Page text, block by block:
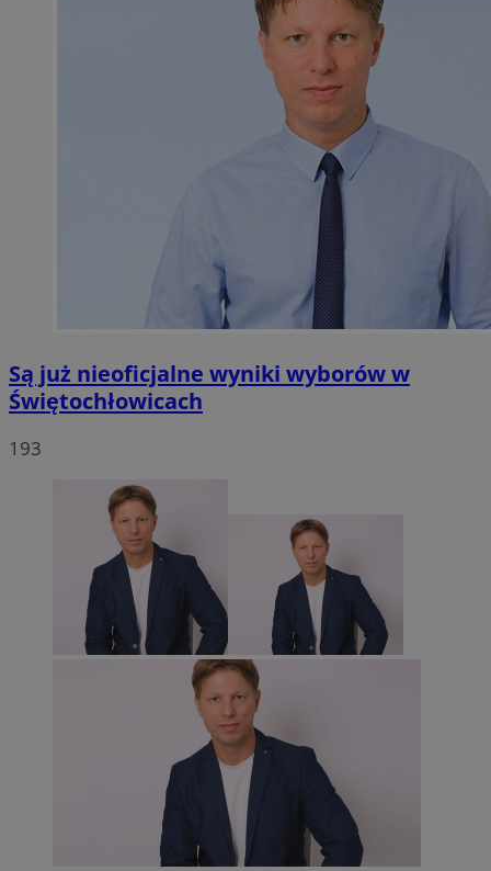
Są już nieoficjalne wyniki wyborów w
Świętochłowicach
193